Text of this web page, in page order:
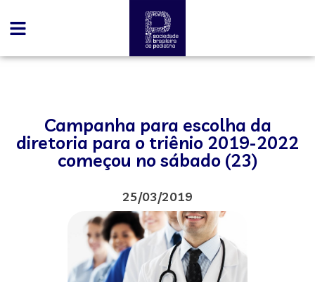
Campanha para escolha da
diretoria para o triênio 2019-2022
começou no sábado (23)
25/03/2019